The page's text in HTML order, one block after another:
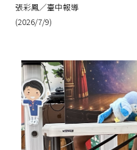
張彩鳳／臺中報導
(2026/7/9)